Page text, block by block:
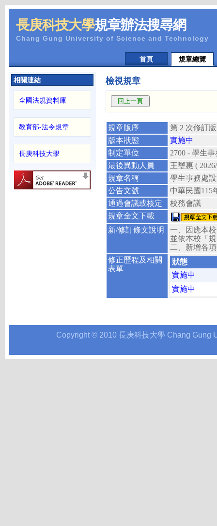
長庚科技大學規章辦法搜尋網
Chang Gung University of Science and Technology
首頁 規章總覽
相關連結
全國法規資料庫
教育部-法令規章
長庚科技大學
檢視規章
規章版序
第 2 次修訂版
版本狀態
實施中
制定單位
2700 - 學生
最後異動人員
王璽惠 (
規章名稱
學生事務處
公告文號
中華民國 115
通過會議或核定
校務會議
規章全文下載
新/修訂條文說明
一、因應本
並依本校「
二、新增各
修正歷程及相關
表單
狀態
實施中
實施中
Copyright © 2010 長庚科技大學 Chang Gung